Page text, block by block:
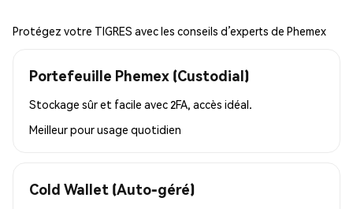
Protégez votre TIGRES avec les conseils d’experts de Phemex
Portefeuille Phemex (Custodial)
Stockage sûr et facile avec 2FA, accès idéal.
Meilleur pourusage quotidien
Cold Wallet (Auto-géré)